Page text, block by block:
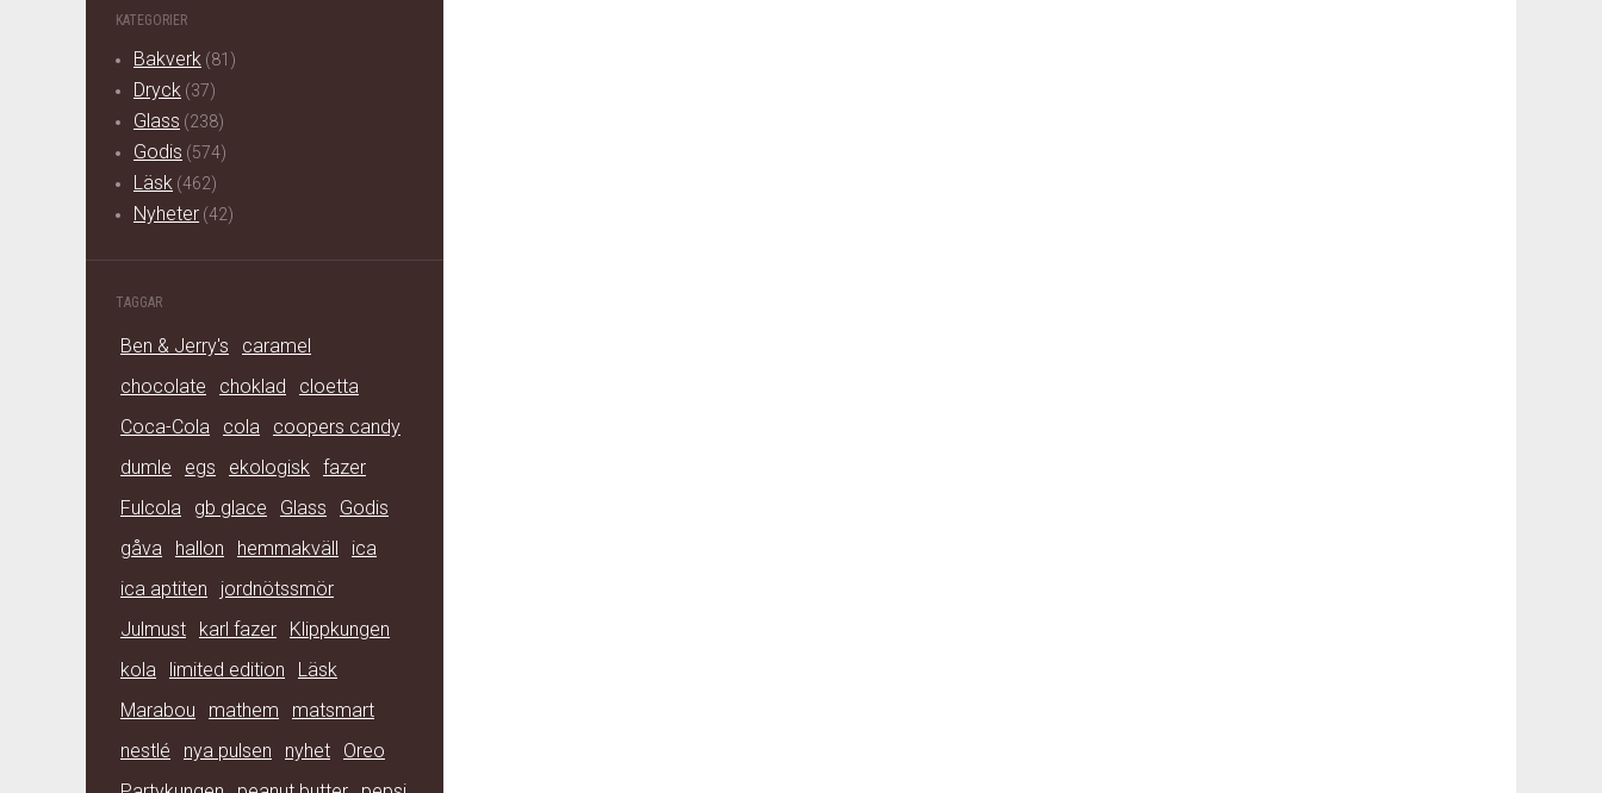
KATEGORIER
Bakverk (81)
Dryck (37)
Glass (238)
Godis (574)
Läsk (462)
Nyheter (42)
TAGGAR
Ben & Jerry's
caramel
chocolate
choklad
cloetta
Coca-Cola
cola
coopers candy
dumle
egs ekologisk fazer
Fulcola
gb glace Glass
Godis
gåva
hallon hemmakväll
ica
ica aptiten
jordnötssmör
Julmust
karl fazer
Klippkungen
kola
limited edition
Läsk
Marabou
mathem
matsmart
nestlé
nya pulsen nyhet
Oreo